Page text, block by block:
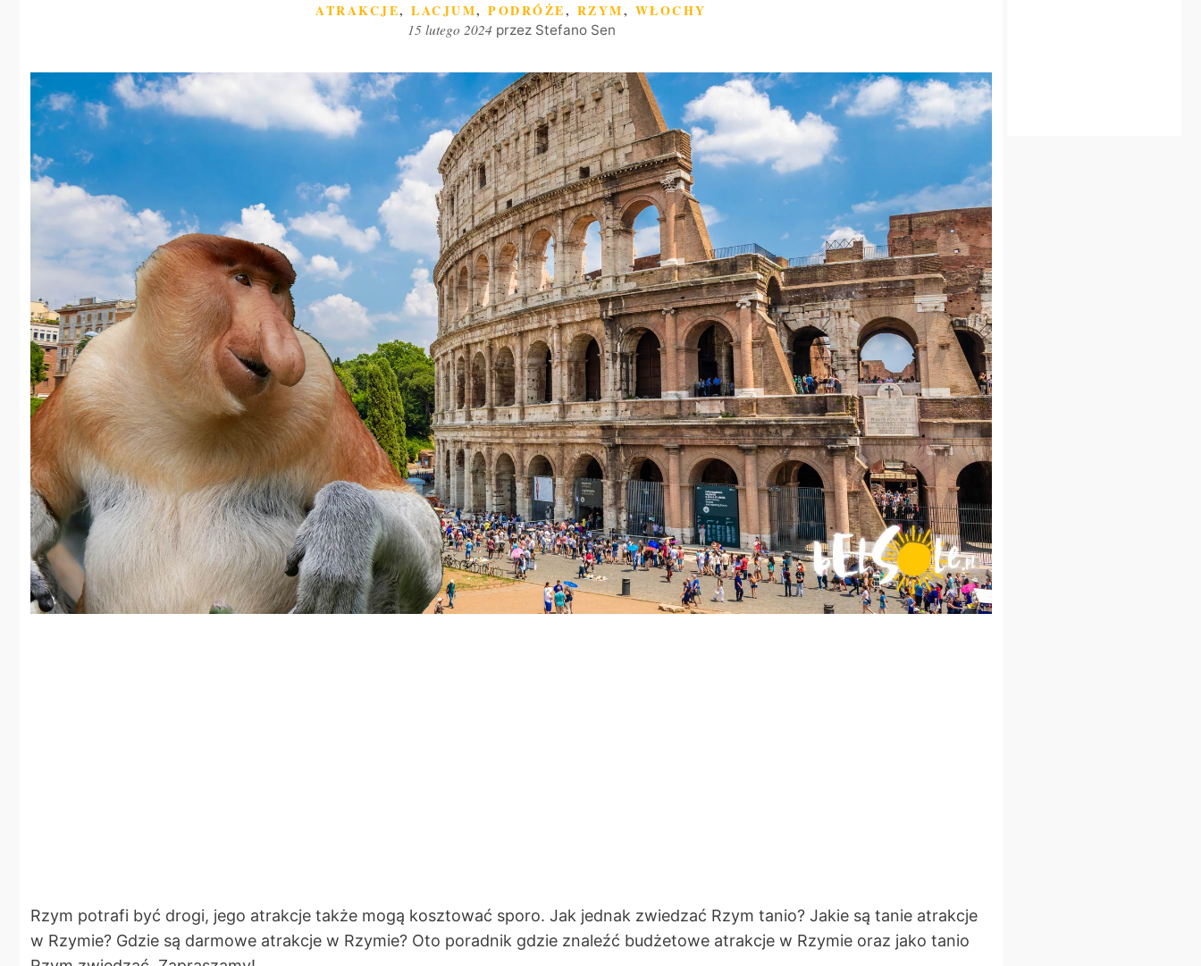
KATEGORIE
ATRAKCJE,LACJUM,PODRÓŻE, RZYM, WŁOCHY
15 lutego 2024 przez Stefano Sen
Rzym potrafi być drogi, jego atrakcje także mogą kosztować sporo. Jak jednak zwiedzać Rzym tanio? Jakie są tanie atrakcje
w Rzymie? Gdzie są darmowe atrakcje w Rzymie? Oto poradnik gdzie znaleźć budżetowe atrakcje w Rzymie oraz jako tanio